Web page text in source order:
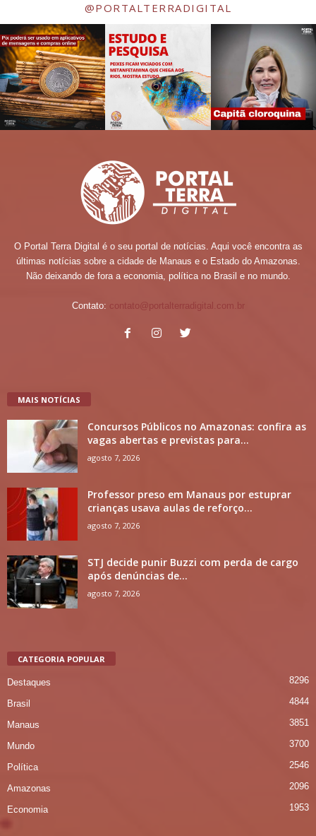
@PORTALTERRADIGITAL
O Portal Terra Digital é o seu portal de notícias. Aqui você encontra as
últimas notícias sobre a cidade de Manaus e o Estado do Amazonas.
Não deixando de fora a economia, política no Brasil e no mundo.
Contato: contato@portalterradigital.com.br
MAIS NOTÍCIAS
Concursos Públicos no Amazonas: confira as
vagas abertas e previstas para...
agosto 7, 2026
Professor preso em Manaus por estuprar
crianças usava aulas de reforço...
agosto 7, 2026
STJ decide punir Buzzi com perda de cargo
após denúncias de...
agosto 7, 2026
CATEGORIA POPULAR
Destaques 8296
Brasil 4844
Manaus 3851
Mundo 3700
Política 2546
Amazonas 2096
Economia 1953